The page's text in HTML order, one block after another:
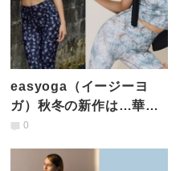
easyoga（イージーヨ
ガ）秋冬の新作は…華や
ぐオリジナルプリント2柄
上がる
0